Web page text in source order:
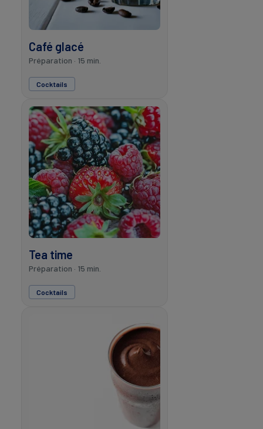
Café glacé
Préparation · 15 min.
Cocktails
Tea time
Préparation · 15 min.
Cocktails